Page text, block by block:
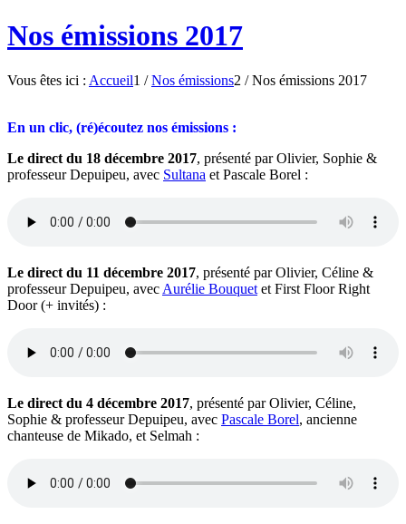
Nos émissions 2017
Vous êtes ici : Accueil1 / Nos émissions2 / Nos émissions 2017
En un clic, (ré)écoutez nos émissions :
Le direct du 18 décembre 2017, présenté par Olivier, Sophie &
professeur Depuipeu, avec Sultana et Pascale Borel :
Le direct du 11 décembre 2017, présenté par Olivier, Céline &
professeur Depuipeu, avec Aurélie Bouquet et First Floor Right
Door (+ invités) :
Le direct du 4 décembre 2017, présenté par Olivier, Céline,
Sophie & professeur Depuipeu, avec Pascale Borel, ancienne
chanteuse de Mikado, et Selmah :